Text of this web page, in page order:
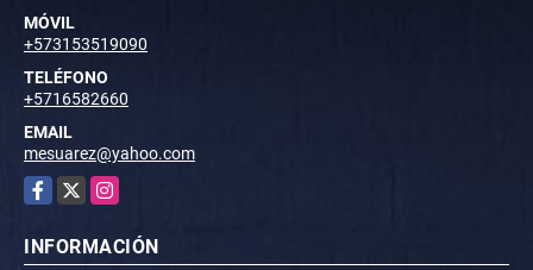
MÓVIL
+573153519090
TELÉFONO
+5716582660
EMAIL
mesuarez@yahoo.com
Facebook
X Instagram
INFORMACIÓN